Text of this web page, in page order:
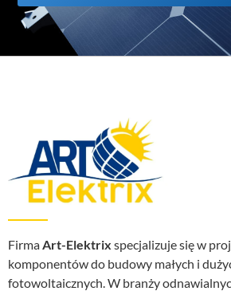
FirmaArt-Elektrix specjalizuje się w
komponentów do budowy małych i
fotowoltaicznych. W branży